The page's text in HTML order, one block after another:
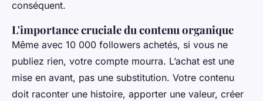
conséquent.
L'importance cruciale du contenu organique
Même avec 10 000 followers achetés, si vous ne
publiez rien, votre compte mourra. L’achat est une
mise en avant, pas une substitution. Votre contenu
doit raconter une histoire, apporter une valeur, créer